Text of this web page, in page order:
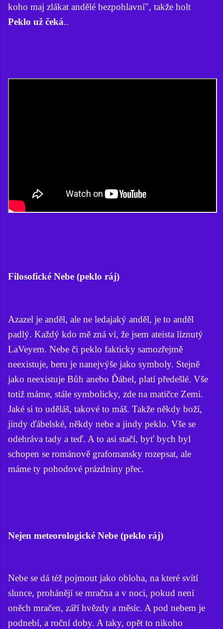
koho maj zlákat andělé bezpohlavní", takže holt
Peklo už čeká..
Filosofické Nebe (peklo ráj)
Azazel je anděl, ale ne ledajaký anděl, je to anděl
padlý. Každý kdo mě zná ví, že jsem ateista líznutý
LaVeyem. Nebe či peklo fakticky samozřejmě
neexistuje, beru je nanejvýše jako symboly. Stejně
jako neexistuje Bůh anebo Ďábel, platí předešlé. Vše
totiž máme, stále symbolicky, zde na matičce Zemi.
Jaké si to uděláš, takové to máš. Takže někdy boží,
jindy ďábelské, někdy nebe a jindy peklo. Vše se
odehráva tady a teď. A to asi stačí, byť bych byl
schopen se románově grafomansky rozepsat, ale
máme ty pohodové prázdniny přec.
Nejen meteorologické Nebe (peklo ráj)
Nebe se dá též pojmout jako obloha, na které svítí
slunce, prohánějí se mračna a v noci, pokud není
oněch mračen, září hvězdy a měsíc. A pod nebem je
podnebí, a roční doby. A taky, opět to nikoho